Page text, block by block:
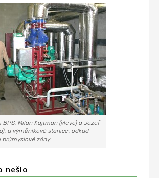
BPS, Milan Kajtman (vlevo) a Jozef
u výměníkové stanice, odkud
průmyslové zóny
nešlo